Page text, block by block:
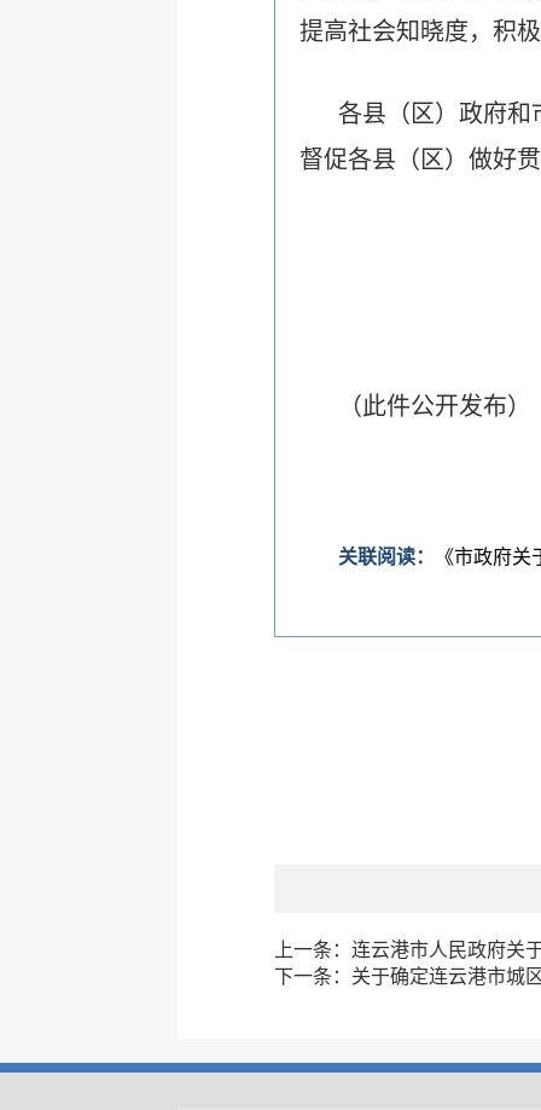
提高社会知晓度，积
各县（区）政府和
督促各县（区）做好
（此件公开发布）
关联阅读： 《市政府
上一条： 连云港市人民政府关
下一条： 关于确定连云港市城